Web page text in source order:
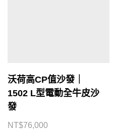
沃荷高CP值沙發｜
1502 L型電動全牛皮沙
發
NT$76,000